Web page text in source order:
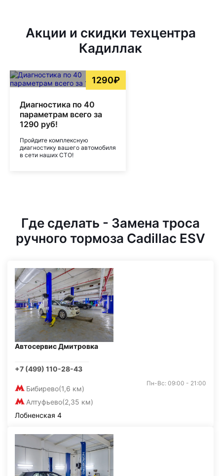
Акции и скидки техцентра
Кадиллак
1290₽
Диагностика по 40
параметрам всего за
1290 руб!
Пройдите комплексную
диагностику вашего автомобиля
в сети наших СТО!
Где сделать - Замена троса
ручного тормоза Cadillac ESV
Автосервис Дмитровка
+7 (499) 110-28-43
Бибирево(1,6 км)
Алтуфьево(2,35 км)
Пн-Вс: 09:00 - 21:00
Лобненская 4